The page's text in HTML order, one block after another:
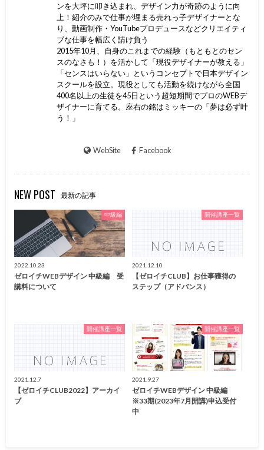
ンを大坪に叩き込まれ、デザイン力が奇跡のように向
上！紹介のみで仕事が埋まる売れっ子デザイナーとな
り、動画制作・YouTubeプロデュースなどクリエイティ
ブな仕事を幅広く請け負う
2015年10月、自身のこれまでの経験（もともとのセン
スのなさも！）を活かして「現役デザイナーが教える」
「センスはいらない」というコンセプトで日本デザイン
スクールを設立。現役としても活動を続けながら全国
400名以上の生徒を45日という超短期間でプロのWEBデ
ザイナーに育てる。座右の銘はミッキーの「夢は必ず叶
う！」
WebSite Facebook
NEW POST 最新の記事
中級編
2022.10.23
ゼロイチWEBデザイン 中級編 受
講料について
開催講座一覧
2021.12.10
【ゼロイチCLUB】お仕事獲得の
ステップ（アドバンス）
開催講座一覧
2021.12.7
【ゼロイチCLUB2022】アーカイ
ブ
開催講座一覧
2021.9.27
ゼロイチWEBデザイン 中級編
※33期(2023年7月開講)申込受付
中